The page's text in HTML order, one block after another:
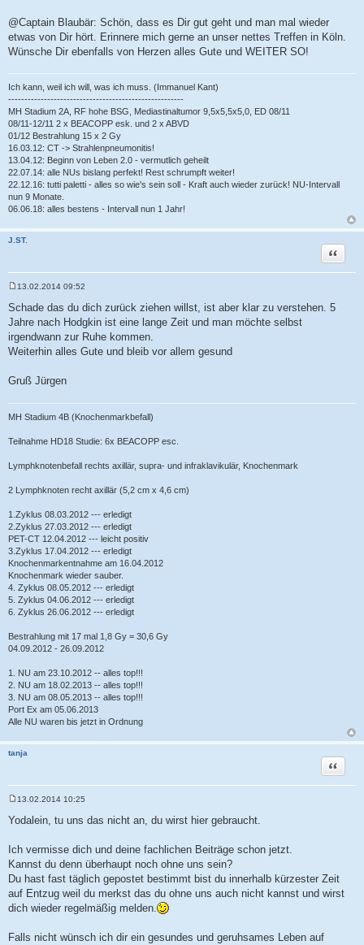
@Captain Blaubär: Schön, dass es Dir gut geht und man mal wieder
etwas von Dir hört. Erinnere mich gerne an unser nettes Treffen in Köln.
Wünsche Dir ebenfalls von Herzen alles Gute und WEITER SO!
Ich kann, weil ich will, was ich muss. (Immanuel Kant)
------------------------------------------------------
MH Stadium 2A, RF hohe BSG, Mediastinaltumor 9,5x5,5x5,0, ED 08/11
08/11-12/11 2 x BEACOPP esk. und 2 x ABVD
01/12 Bestrahlung 15 x 2 Gy
16.03.12: CT -> Strahlenpneumonitis!
13.04.12: Beginn von Leben 2.0 - vermutlich geheilt
22.07.14: alle NUs bislang perfekt! Rest schrumpft weiter!
22.12.16: tutti paletti - alles so wie's sein soll - Kraft auch wieder zurück! NU-Intervall
nun 9 Monate.
06.06.18: alles bestens - Intervall nun 1 Jahr!
J.ST.
Zitat
e
i
t
r
a
g
13.02.2014 09:52
Schade das du dich zurück ziehen willst, ist aber klar zu verstehen. 5
Jahre nach Hodgkin ist eine lange Zeit und man möchte selbst
irgendwann zur Ruhe kommen.
Weiterhin alles Gute und bleib vor allem gesund
Gruß Jürgen
MH Stadium 4B (Knochenmarkbefall)
Teilnahme HD18 Studie: 6x BEACOPP esc.
Lymphknotenbefall rechts axillär, supra- und infraklavikulär, Knochenmark
2 Lymphknoten recht axillär (5,2 cm x 4,6 cm)
1.Zyklus 08.03.2012 --- erledigt
2.Zyklus 27.03.2012 --- erledigt
PET-CT 12.04.2012 --- leicht positiv
3.Zyklus 17.04.2012 --- erledigt
Knochenmarkentnahme am 16.04.2012
Knochenmark wieder sauber.
4. Zyklus 08.05.2012 --- erledigt
5. Zyklus 04.06.2012 --- erledigt
6. Zyklus 26.06.2012 --- erledigt
Bestrahlung mit 17 mal 1,8 Gy = 30,6 Gy
04.09.2012 - 26.09.2012
1. NU am 23.10.2012 -- alles top!!!
2. NU am 18.02.2013 -- alles top!!!
3. NU am 08.05.2013 -- alles top!!!
Port Ex am 05.06.2013
Alle NU waren bis jetzt in Ordnung
tanja
Zitat
i
r
a
g
13.02.2014 10:25
Yodalein, tu uns das nicht an, du wirst hier gebraucht.
Ich vermisse dich und deine fachlichen Beiträge schon jetzt.
Kannst du denn überhaupt noch ohne uns sein?
Du hast fast täglich gepostet bestimmt bist du innerhalb kürzester Zeit
auf Entzug weil du merkst das du ohne uns auch nicht kannst und wirst
dich wieder regelmäßig melden.
Falls nicht wünsch ich dir ein gesundes und geruhsames Leben auf